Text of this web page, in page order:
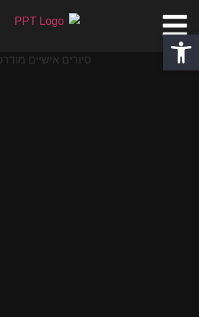
פתח סרגל נגישות